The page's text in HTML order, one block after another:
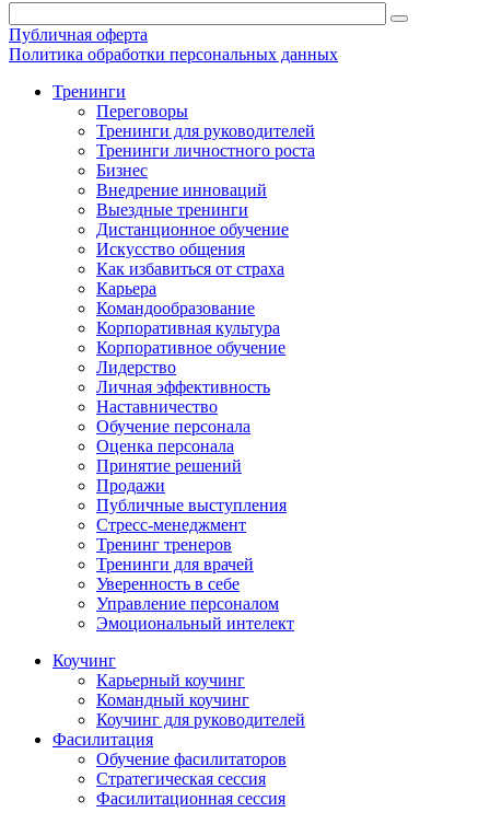
Публичная оферта
Политика обработки персональных данных
Тренинги
Переговоры
Тренинги для руководителей
Тренинги личностного роста
Бизнес
Внедрение инноваций
Выездные тренинги
Дистанционное обучение
Искусство общения
Как избавиться от страха
Карьера
Командообразование
Корпоративная культура
Корпоративное обучение
Лидерство
Личная эффективность
Наставничество
Обучение персонала
Оценка персонала
Принятие решений
Продажи
Публичные выступления
Стресс-менеджмент
Тренинг тренеров
Тренинги для врачей
Уверенность в себе
Управление персоналом
Эмоциональный интелект
Коучинг
Карьерный коучинг
Командный коучинг
Коучинг для руководителей
Фасилитация
Обучение фасилитаторов
Стратегическая сессия
Фасилитационная сессия